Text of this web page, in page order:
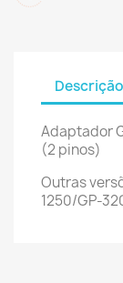
Descrição
Adaptador
(2 pinos)
Outras
1250/GP-